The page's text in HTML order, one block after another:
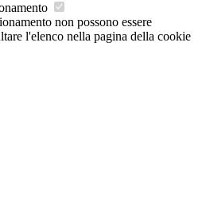
non possono essere
l'elenco nella pagina della cookie